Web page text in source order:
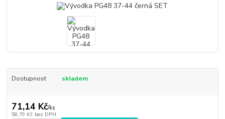
Dostupnost skladem
71,14 Kč/ks
58,79 Kč bez DPH